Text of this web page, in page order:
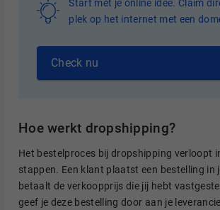
Start met je online idee. Claim
plek op het internet met een
Check nu
Hoe werkt dropshipping?
Het bestelproces bij dropshipping verloopt
stappen. Een klant plaatst een bestelling in
betaalt de verkoopprijs die jij hebt
geef je deze bestelling door aan je